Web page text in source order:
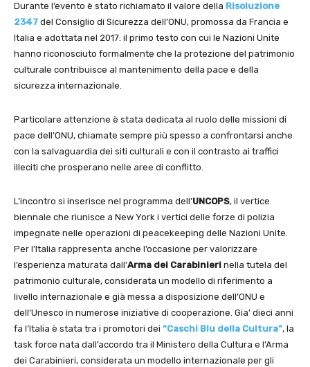
Durante l’evento è stato richiamato il valore della Risoluzione
2347 del Consiglio di Sicurezza dell’ONU, promossa da Francia e
Italia e adottata nel 2017: il primo testo con cui le Nazioni Unite
hanno riconosciuto formalmente che la protezione del patrimonio
culturale contribuisce al mantenimento della pace e della
sicurezza internazionale.
Particolare attenzione è stata dedicata al ruolo delle missioni di
pace dell’ONU, chiamate sempre più spesso a confrontarsi anche
con la salvaguardia dei siti culturali e con il contrasto ai traffici
illeciti che prosperano nelle aree di conflitto.
L’incontro si inserisce nel programma dell’UNCOPS, il vertice
biennale che riunisce a New York i vertici delle forze di polizia
impegnate nelle operazioni di peacekeeping delle Nazioni Unite.
Per l’Italia rappresenta anche l’occasione per valorizzare
l’esperienza maturata dall’Arma dei Carabinieri nella tutela del
patrimonio culturale, considerata un modello di riferimento a
livello internazionale e già messa a disposizione dell’ONU e
dell’Unesco in numerose iniziative di cooperazione. Gia’ dieci anni
fa l’Italia è stata tra i promotori dei “Caschi Blu della Cultura”, la
task force nata dall’accordo tra il Ministero della Cultura e l’Arma
dei Carabinieri, considerata un modello internazionale per gli